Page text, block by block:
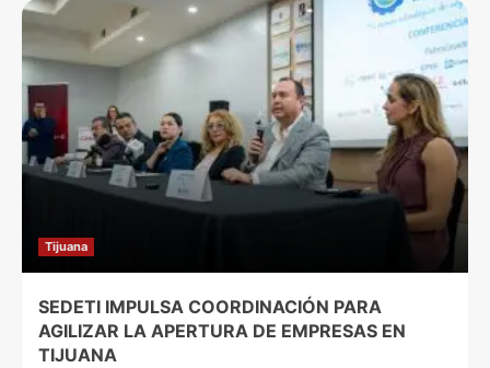
Tijuana
SEDETI IMPULSA COORDINACIÓN PARA
AGILIZAR LA APERTURA DE EMPRESAS EN
TIJUANA